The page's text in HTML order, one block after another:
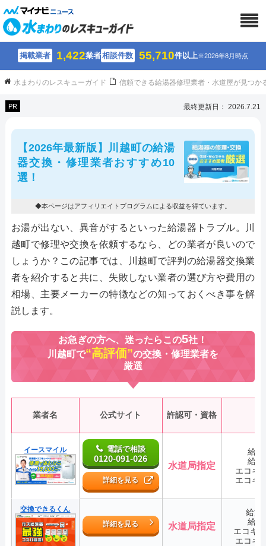
掲載業者 1,422業者相談件数 55,710件以上※2026年8月時点
水まわりのレスキューガイド 信頼できる給湯器修理業者・水道屋が見つか
PR 最終更新日： 2026.7.21
【2026年最新版】川越町の給湯
器交換・修理業者おすすめ10
選！
◆本ページはアフィリエイトプログラムによる収益を得ています。
お湯が出ない、異音がするといった給湯器トラブル。川
越町で修理や交換を依頼するなら、どの業者が良いので
しょうか？この記事では、川越町で評判の給湯器交換業
者を紹介すると共に、失敗しない業者の選び方や費用の
相場、主要メーカーの特徴などの知っておくべき事を解
説します。
お急ぎの方へ、迷ったらこの5社！
川越町で“高評価”の交換・修理業者を
厳選
業者名 公式サイト 許認可・資格
イースマイル 電話で相談
0120-091-026
詳細を見る
水道局指定
給
給
エコキ
エコキ
交換できるくん
詳細を見る
水道局指定
給湯
給
エコキ
エコキ